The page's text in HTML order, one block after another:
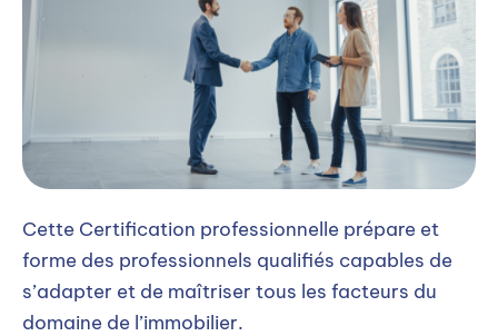
Cette Certification professionnelle prépare et
forme des professionnels qualifiés capables de
s’adapter et de maîtriser tous les facteurs du
domaine de l’immobilier.
Droits des obligations et des contrats
Vente d’immobilier neuf
GESTION LOCATIVE ET SUIVI
DE LA CLIENTÈLE
Mise en location d’un bien
Droit des baux
Gestion locative
Conclusion de contrats immobiliers